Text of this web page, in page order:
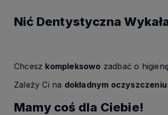
Nić Dentystyczna
Chcesz kompleksowo zadbać o
Zależy Ci na dokładnym oczyszczeniu
Mamy coś dla Ciebie!